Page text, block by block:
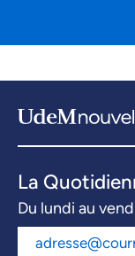
La
Du lundi au